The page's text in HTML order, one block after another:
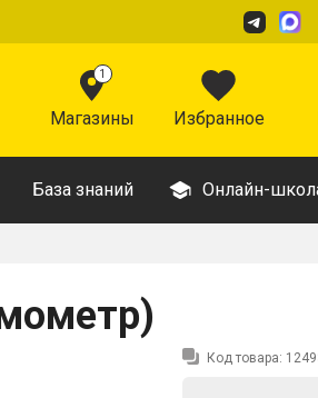
1
Магазины Избранное
База знаний Онлайн-
Код товара: